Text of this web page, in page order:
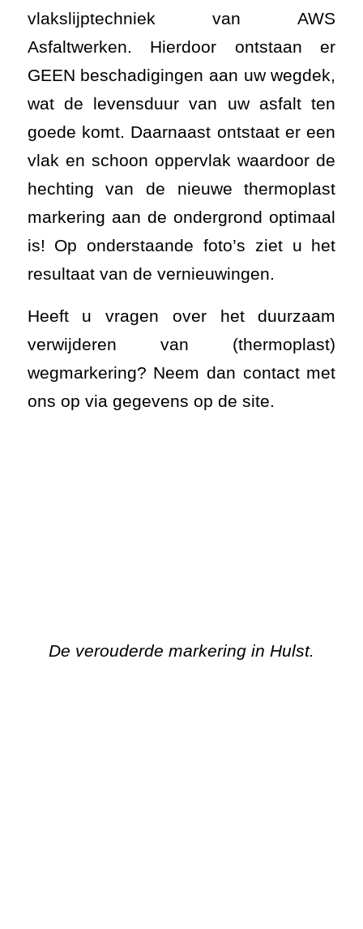
vlakslijptechniek van AWS
Asfaltwerken. Hierdoor ontstaan er
GEEN beschadigingen aan uw wegdek,
wat de levensduur van uw asfalt ten
goede komt. Daarnaast ontstaat er een
vlak en schoon oppervlak waardoor de
hechting van de nieuwe thermoplast
markering aan de ondergrond optimaal
is! Op onderstaande foto’s ziet u het
resultaat van de vernieuwingen.
Heeft u vragen over het duurzaam
verwijderen van (thermoplast)
wegmarkering? Neem dan contact met
ons op via gegevens op de site.